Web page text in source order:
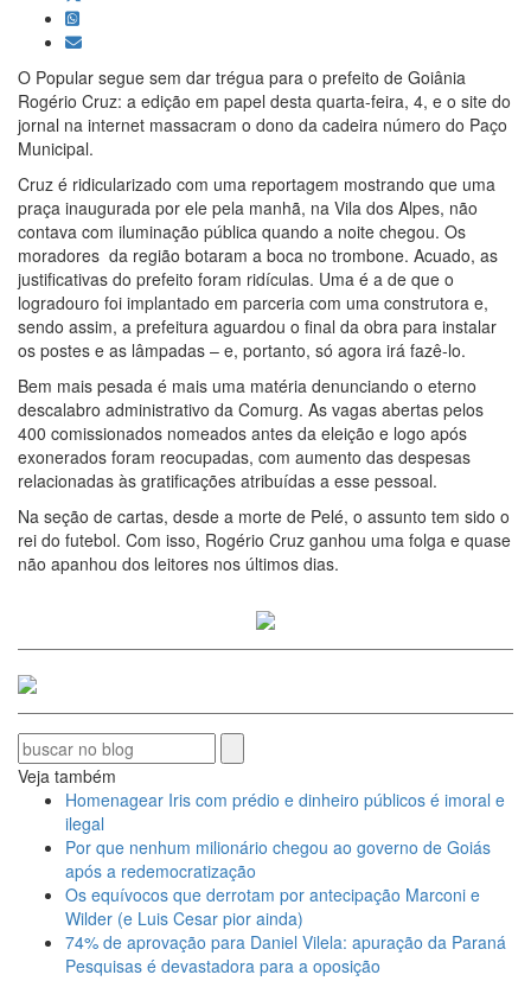
O Popular segue sem dar trégua para o prefeito de Goiânia
Rogério Cruz: a edição em papel desta quarta-feira, 4, e o site do
jornal na internet massacram o dono da cadeira número do Paço
Municipal.
Cruz é ridicularizado com uma reportagem mostrando que uma
praça inaugurada por ele pela manhã, na Vila dos Alpes, não
contava com iluminação pública quando a noite chegou. Os
moradores da região botaram a boca no trombone. Acuado, as
justificativas do prefeito foram ridículas. Uma é a de que o
logradouro foi implantado em parceria com uma construtora e,
sendo assim, a prefeitura aguardou o final da obra para instalar
os postes e as lâmpadas – e, portanto, só agora irá fazê-lo.
Bem mais pesada é mais uma matéria denunciando o eterno
descalabro administrativo da Comurg. As vagas abertas pelos
400 comissionados nomeados antes da eleição e logo após
exonerados foram reocupadas, com aumento das despesas
relacionadas às gratificações atribuídas a esse pessoal.
Na seção de cartas, desde a morte de Pelé, o assunto tem sido o
rei do futebol. Com isso, Rogério Cruz ganhou uma folga e quase
não apanhou dos leitores nos últimos dias.
Veja também
Homenagear Iris com prédio e dinheiro públicos é imoral e
ilegal
Por que nenhum milionário chegou ao governo de Goiás
após a redemocratização
Os equívocos que derrotam por antecipação Marconi e
Wilder (e Luis Cesar pior ainda)
74% de aprovação para Daniel Vilela: apuração da Paraná
Pesquisas é devastadora para a oposição